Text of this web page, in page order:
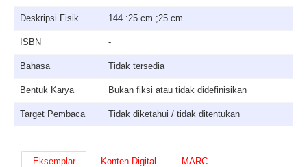
Deskripsi Fisik 144 :25 cm ;25 cm
ISBN -
Bahasa Tidak tersedia
Bentuk Karya Bukan fiksi atau tidak didefinisikan
Target Pembaca Tidak diketahui / tidak ditentukan
Eksemplar Konten Digital
MARC